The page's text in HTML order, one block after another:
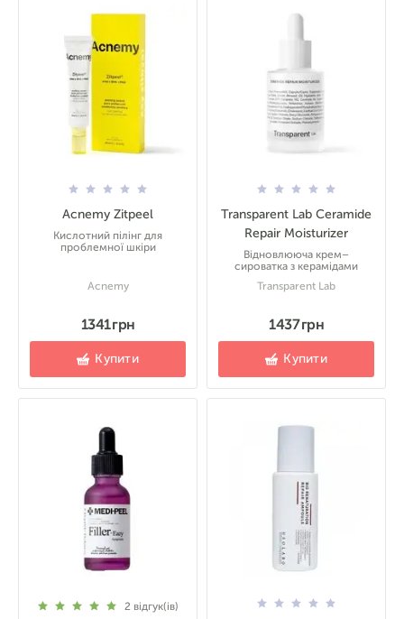
Acnemy Zitpeel
Кислотний пілінг для
проблемної шкіри
Acnemy
1341 грн
Купити
Transparent Lab Ceramide
Repair Moisturizer
Відновлююча крем–
сироватка з керамідами
Transparent Lab
1437 грн
Купити
2 відгук(ів)